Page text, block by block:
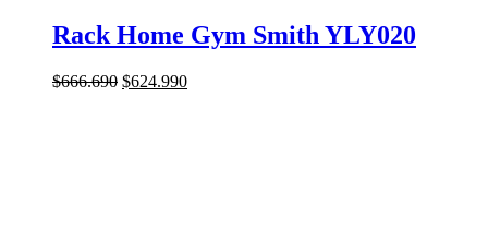
Rack Home Gym Smith YLY020
$666.690 El
$624.990El